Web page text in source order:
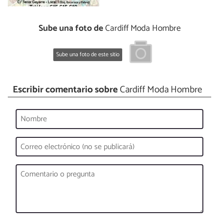
Sube una foto deCardiff Moda Hombre
Sube una foto de este sitio
Escribir comentario sobreCardiff Moda Hombre